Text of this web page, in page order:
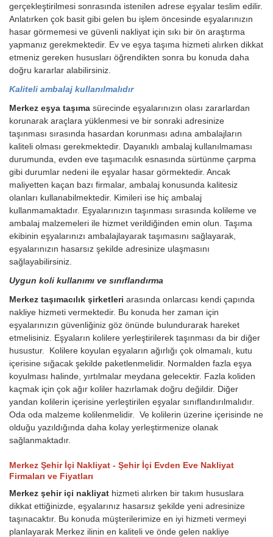
gerçekleştirilmesi sonrasında istenilen adrese eşyalar teslim edilir.
Anlatırken çok basit gibi gelen bu işlem öncesinde eşyalarınızın
hasar görmemesi ve güvenli nakliyat için sıkı bir ön araştırma
yapmanız gerekmektedir. Ev ve eşya taşıma hizmeti alırken dikkat
etmeniz gereken hususları öğrendikten sonra bu konuda daha
doğru kararlar alabilirsiniz.
Kaliteli ambalaj kullanılmalıdır
Merkez eşya taşıma sürecinde eşyalarınızın olası zararlardan
korunarak araçlara yüklenmesi ve bir sonraki adresinize
taşınması sırasında hasardan korunması adına ambalajların
kaliteli olması gerekmektedir. Dayanıklı ambalaj kullanılmaması
durumunda, evden eve taşımacılık esnasında sürtünme çarpma
gibi durumlar nedeni ile eşyalar hasar görmektedir. Ancak
maliyetten kaçan bazı firmalar, ambalaj konusunda kalitesiz
olanları kullanabilmektedir. Kimileri ise hiç ambalaj
kullanmamaktadır. Eşyalarınızın taşınması sırasında kolileme ve
ambalaj malzemeleri ile hizmet verildiğinden emin olun. Taşıma
ekibinin eşyalarınızı ambalajlayarak taşımasını sağlayarak,
eşyalarınızın hasarsız şekilde adresinize ulaşmasını
sağlayabilirsiniz.
Uygun koli kullanımı ve sınıflandırma
Merkez taşımacılık şirketleri arasında onlarcası kendi çapında
nakliye hizmeti vermektedir. Bu konuda her zaman için
eşyalarınızın güvenliğiniz göz önünde bulundurarak hareket
etmelisiniz. Eşyaların kolilere yerleştirilerek taşınması da bir diğer
husustur. Kolilere koyulan eşyaların ağırlığı çok olmamalı, kutu
içerisine sığacak şekilde paketlenmelidir. Normalden fazla eşya
koyulması halinde, yırtılmalar meydana gelecektir. Fazla koliden
kaçmak için çok ağır koliler hazırlamak doğru değildir. Diğer
yandan kolilerin içerisine yerleştirilen eşyalar sınıflandırılmalıdır.
Oda oda malzeme kolilenmelidir. Ve kolilerin üzerine içerisinde ne
olduğu yazıldığında daha kolay yerleştirmenize olanak
sağlanmaktadır.
Merkez Şehir İçi Nakliyat - Şehir İçi Evden Eve Nakliyat
Firmaları ve Fiyatları
Merkez şehir içi nakliyat hizmeti alırken bir takım hususlara
dikkat ettiğinizde, eşyalarınız hasarsız şekilde yeni adresinize
taşınacaktır. Bu konuda müşterilerimize en iyi hizmeti vermeyi
planlayarak Merkez ilinin en kaliteli ve önde gelen nakliye